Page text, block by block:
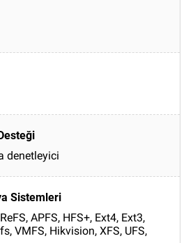
denetleyici
APFS, HFS+, Ext4, Ext3,
VMFS, Hikvision, XFS, UFS,